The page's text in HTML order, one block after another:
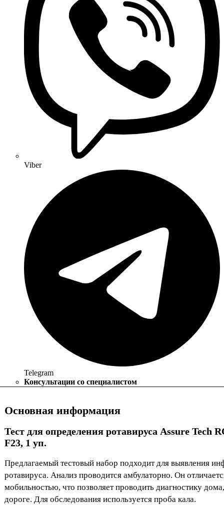
Viber
Telegram
Консультации со специалистом
Основная информация
Тест для определения ротавируса Assure Tech
F23, 1 уп.
Предлагаемый тестовый набор подходит для выявления
ротавируса. Анализ проводится амбулаторно. Он
мобильностью, что позволяет проводить диагностику
дороге. Для обследования используется проба кала.